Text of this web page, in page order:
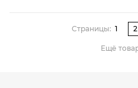
Страницы: 1 2
Ещё